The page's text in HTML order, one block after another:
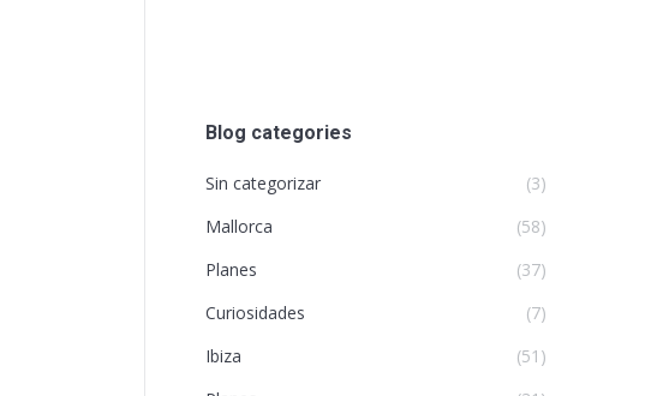
Blog categories
Sin categorizar
(3)
Mallorca
(58)
Planes
(37)
Curiosidades
(7)
Ibiza
(51)